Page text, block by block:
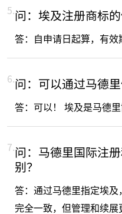
5.问：埃及注册商标
答：自申请日起算，有效
6.问：可以通过马德
答：可以！ 埃及是马德里
7.问：马德里国际注
别？
答：通过马德里指定埃
完全一致，但管理和续